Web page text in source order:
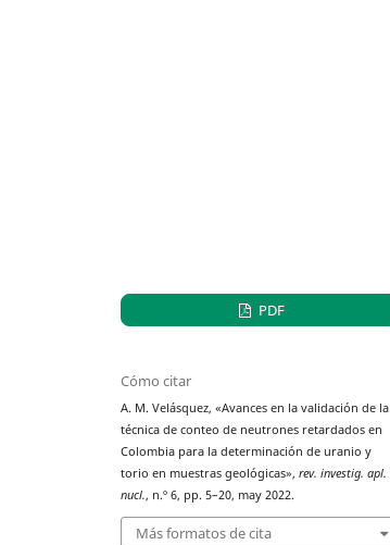
PDF
Cómo citar
A. M. Velásquez, «Avances en la validación de la
técnica de conteo de neutrones retardados en
Colombia para la determinación de uranio y
torio en muestras geológicas»,rev. investig. apl.
nucl., n.º 6, pp. 5–20, may 2022.
Más formatos de cita